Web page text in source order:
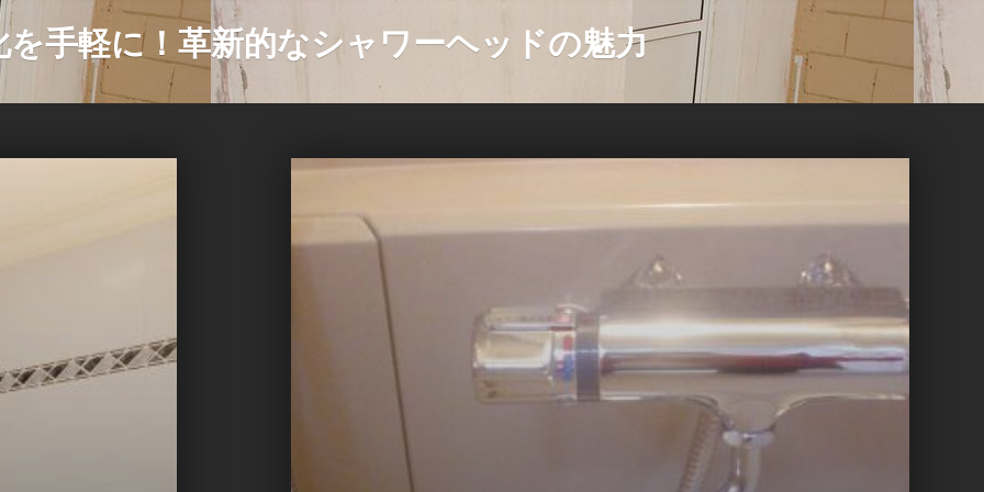
を手軽に！革新的なシャワーヘッドの魅力